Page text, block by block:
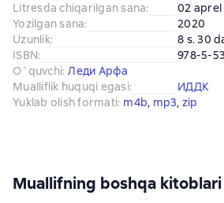
Litresda chiqarilgan sana:
02 aprel
Yozilgan sana:
2020
Uzunlik:
8 s. 30
ISBN:
978-5-
O`quvchi: Леди Арфа
Mualliflik huquqi egasi:
ИДДК
Yuklab olish formati: m4b, mp3, zip
Muallifning boshqa kitoblari